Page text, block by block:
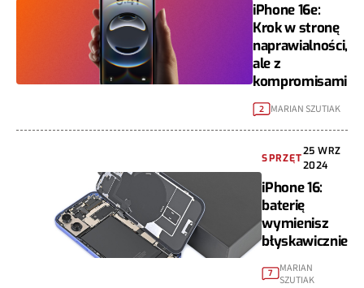
iPhone 16e:
Krok w stronę
naprawialności,
ale z
kompromisami
2 MARIAN SZUTIAK
SPRZĘT
25 WRZ
2024
iPhone 16:
baterię
wymienisz
błyskawicznie
7
MARIAN
SZUTIAK